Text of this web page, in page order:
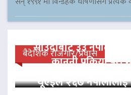
बैदेशिक रोजगार/प्रवास
साउदीबाट ३३ नेपाली
कानुनी प्रक्रिया
यूएईले २६७